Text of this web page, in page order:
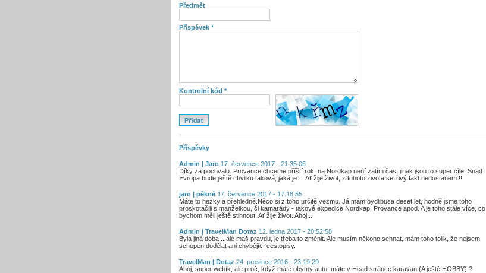
Předmět
Příspěvek *
Kontrolní kód *
Příspěvky
Admin | Jaro 17. července 2017 - 21:35:06
Díky za pochvalu. Provance chceme příští rok, na Nordkap není zatím čas, jinak jsou to super cíle. Snad
Evropa bude ještě chvilku taková, jaká je ... Ať žije život, z tohoto života se živý fakt nedostanem !!
jaro | pěkné 17. července 2017 - 17:18:55
Máte to hezky a přehledné.Něco si z toho určitě vezmu. Já mám bydlibusa deset let, hodně jsme toho
proskotačili s manželkou, či kamarády - takové expedice Nordkap, Provance apod. A je toho stále více, co
bychom měli ještě stihnout. Ať žije život. Ahoj...
Admin | TravelMan Dotaz 12. ledna 2017 - 20:52:58
Byla jiná doba ...ale máš pravdu, je třeba to změnit. Ale musím někoho sehnat, mám toho tolik, že nejsem
schopen dodělat ani chybějící cestopisy.
TravelMan | Dotaz 24. prosince 2016 - 23:19:29
Ahoj, super webík, ale proč, když máte obytný auto, máte v Head stránce karavan (A ještě HOBBY) ?